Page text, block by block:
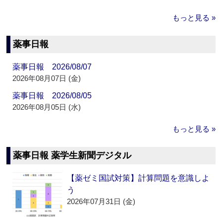
もっと見る »
薬事日報
薬事日報 2026/08/07
2026年08月07日 (金)
薬事日報 2026/08/05
2026年08月05日 (水)
もっと見る »
薬事日報 薬学生新聞デジタル
【薬ゼミ国試対策】計算問題を意識しよ
う
2026年07月31日 (金)